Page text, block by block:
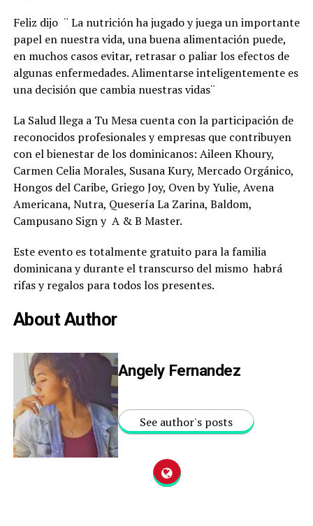
Feliz dijo ¨ La nutrición ha jugado y juega un importante
papel en nuestra vida, una buena alimentación puede,
en muchos casos evitar, retrasar o paliar los efectos de
algunas enfermedades. Alimentarse inteligentemente es
una decisión que cambia nuestras vidas¨
La Salud llega a Tu Mesa cuenta con la participación de
reconocidos profesionales y empresas que contribuyen
con el bienestar de los dominicanos: Aileen Khoury,
Carmen Celia Morales, Susana Kury, Mercado Orgánico,
Hongos del Caribe, Griego Joy, Oven by Yulie, Avena
Americana, Nutra, Quesería La Zarina, Baldom,
Campusano Sign y A & B Master.
Este evento es totalmente gratuito para la familia
dominicana y durante el transcurso del mismo habrá
rifas y regalos para todos los presentes.
About Author
Angely Fernandez
See author's posts